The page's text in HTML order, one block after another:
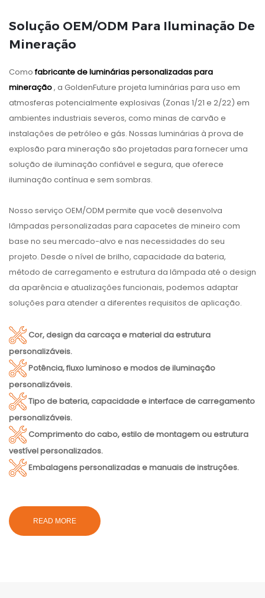
Solução OEM/ODM Para Iluminação De
Mineração
Comofabricante de luminárias personalizadas para
mineração, a GoldenFuture projeta luminárias para uso em
atmosferas potencialmente explosivas (Zonas 1/21 e 2/22) em
ambientes industriais severos, como minas de carvão e
instalações de petróleo e gás. Nossas luminárias à prova de
explosão para mineração são projetadas para fornecer uma
solução de iluminação confiável e segura, que oferece
iluminação contínua e sem sombras.
Nosso serviço OEM/ODM permite que você desenvolva
lâmpadas personalizadas para capacetes de mineiro com
base no seu mercado-alvo e nas necessidades do seu
projeto. Desde o nível de brilho, capacidade da bateria,
método de carregamento e estrutura da lâmpada até o design
da aparência e atualizações funcionais, podemos adaptar
soluções para atender a diferentes requisitos de aplicação.
Cor, design da carcaça e material da estrutura
personalizáveis.
Potência, fluxo luminoso e modos de iluminação
personalizáveis.
Tipo de bateria, capacidade e interface de carregamento
personalizáveis.
Comprimento do cabo, estilo de montagem ou estrutura
vestível personalizados.
Embalagens personalizadas e manuais de instruções.
READ MORE